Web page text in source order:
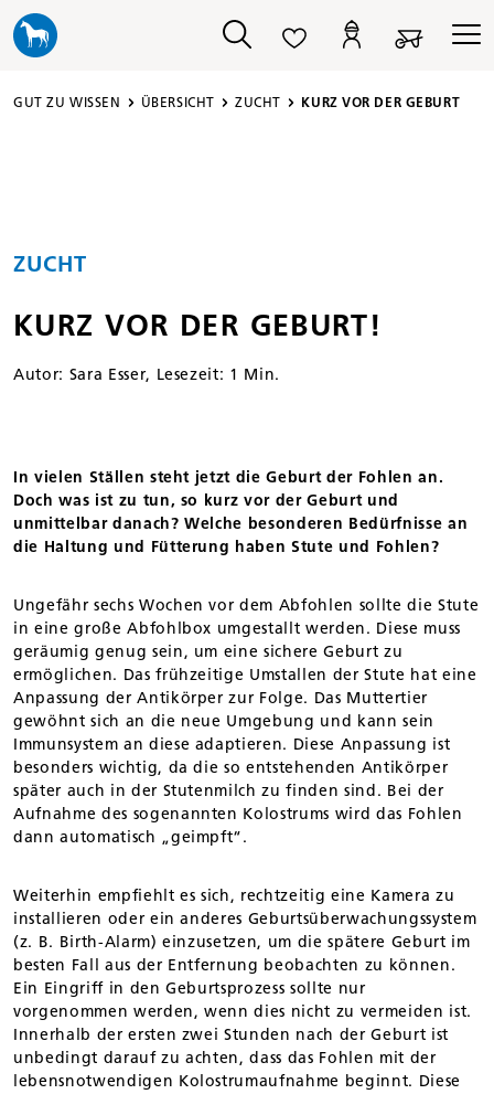
springen
GUT ZU WISSEN ÜBERSICHT ZUCHT KURZ VOR DER GEBURT
ZUCHT
KURZ VOR DER GEBURT!
Autor: Sara Esser, Lesezeit: 1 Min.
In vielen Ställen steht jetzt die Geburt der Fohlen an.
Doch was ist zu tun, so kurz vor der Geburt und
unmittelbar danach? Welche besonderen Bedürfnisse an
die Haltung und Fütterung haben Stute und Fohlen?
Ungefähr sechs Wochen vor dem Abfohlen sollte die Stute
in eine große Abfohlbox umgestallt werden. Diese muss
geräumig genug sein, um eine sichere Geburt zu
ermöglichen. Das frühzeitige Umstallen der Stute hat eine
Anpassung der Antikörper zur Folge. Das Muttertier
gewöhnt sich an die neue Umgebung und kann sein
Immunsystem an diese adaptieren. Diese Anpassung ist
besonders wichtig, da die so entstehenden Antikörper
später auch in der Stutenmilch zu finden sind. Bei der
Aufnahme des sogenannten Kolostrums wird das Fohlen
dann automatisch „geimpft“.
Weiterhin empfiehlt es sich, rechtzeitig eine Kamera zu
installieren oder ein anderes Geburtsüberwachungssystem
(z. B. Birth-Alarm) einzusetzen, um die spätere Geburt im
besten Fall aus der Entfernung beobachten zu können.
Ein Eingriff in den Geburtsprozess sollte nur
vorgenommen werden, wenn dies nicht zu vermeiden ist.
Innerhalb der ersten zwei Stunden nach der Geburt ist
unbedingt darauf zu achten, dass das Fohlen mit der
lebensnotwendigen Kolostrumaufnahme beginnt. Diese